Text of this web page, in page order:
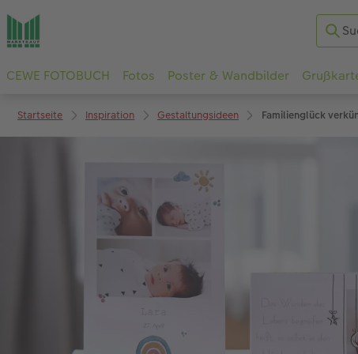
CEWE FOTOBUCH Fotos Poster & Wandbilder
Startseite Inspiration Gestaltungsideen Familienglück